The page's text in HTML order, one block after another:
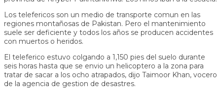
Los telefericos son un medio de transporte comun en las
regiones montañosas de Pakistan. Pero el mantenimiento
suele ser deficiente y todos los años se producen accidentes
con muertos o heridos.
El teleferico estuvo colgando a 1,150 pies del suelo durante
seis horas hasta que se envio un helicoptero a la zona para
tratar de sacar a los ocho atrapados, dijo Taimoor Khan, vocero
de la agencia de gestion de desastres.